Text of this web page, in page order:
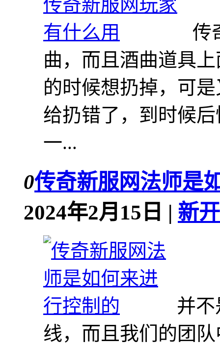
传
曲，而且酒曲道具
的时候想扔掉，可
给扔错了，到时候
一...
0传奇新服网法师是
2024年2月15日 | 新
并
线，而且我们的团